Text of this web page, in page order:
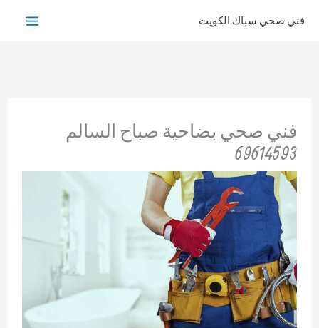
فني صحي سباك الكويت
فني صحي بضاحية صباح السالم
69614593